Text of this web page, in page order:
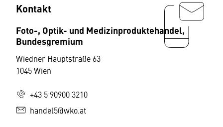
Kontakt
Foto-, Optik- und Medizinproduktehandel,
Bundesgremium
Wiedner Hauptstraße 63
1045 Wien
+43 5 90900 3210
handel5@wko.at